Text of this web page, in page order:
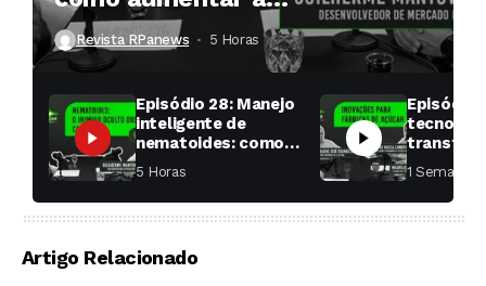
produtividade das soqueiras?
Revista RPanews 5 Horas ⁮
Episódio 28: Manejo
inteligente de
nematoides: como
aumentar a
produtividade das
soqueiras?
5 Horas ⁮
Episódio
fábricas
1 Semana ⁮
Artigo Relacionado